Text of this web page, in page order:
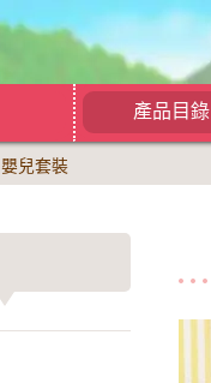
產品目錄
嬰兒套裝